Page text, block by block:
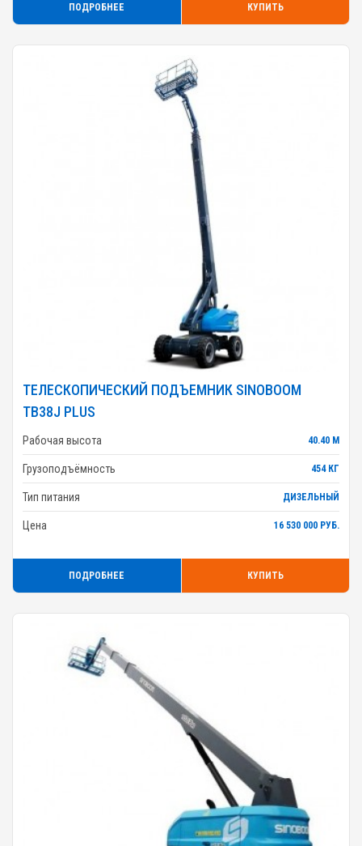
ПОДРОБНЕЕ КУПИТЬ
ТЕЛЕСКОПИЧЕСКИЙ ПОДЪЕМНИК SINOBOOM
TB38J PLUS
Рабочая высота 40.40 М
Грузоподъёмность 454 КГ
Тип питания ДИЗЕЛЬНЫЙ
Цена 16 530 000 РУБ.
ПОДРОБНЕЕ КУПИТЬ